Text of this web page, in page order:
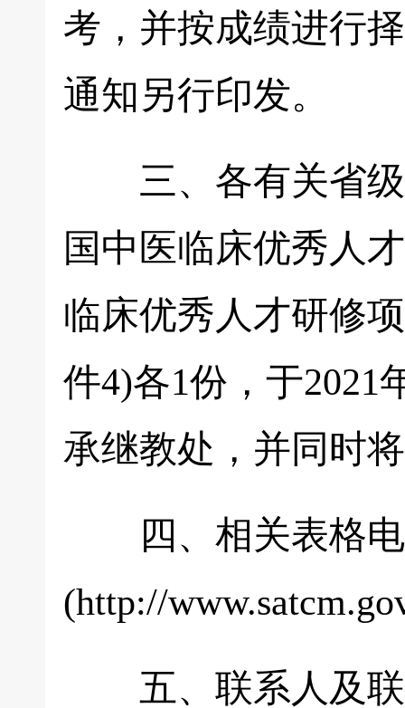
考，并按成绩进行
通知另行印发。
三、各有关省级
国中医临床优秀人
临床优秀人才研修
件4)各1份，于2021
承继教处，并同时
四、相关表格电
(http://
五、联系人及联